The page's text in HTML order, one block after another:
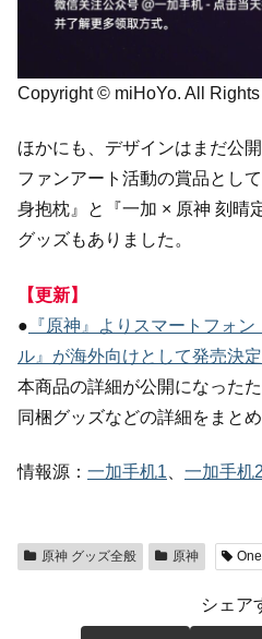
Copyright © miHoYo. All
ほかにも、デザインはまだ公
ファンアート活動の賞品とし
身抱枕』と『一加 × 原神 刻晴
グッズもありました。
【更新】
● 『原神』よりスマートフォ
ル』が海外向けとして発売決
本商品の詳細が公開になった
同梱グッズなどの詳細をまとめ
情報源： 一加手机1 一加手机2
原神 グッズ全般 原神
シェア